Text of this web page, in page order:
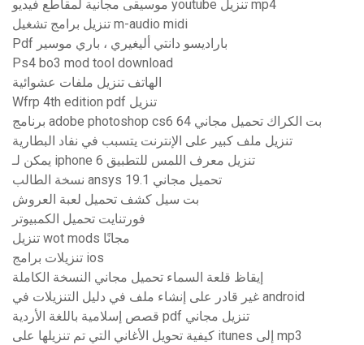
موسيقى مجانية لمقاطع فيديو youtube تنزيل mp4
تنزيل برامج تشغيل m-audio midi
Pdf باراديسو دانتي أليغيري ، باري موسير
Ps4 bo3 mod tool download
الهاتف تنزيل ملفات عشوائية
Wfrp 4th edition pdf تنزيل
برنامج adobe photoshop cs6 64 بت الكراك تحميل مجاني
تنزيل ملف كبير على الإنترنت يتسبب في نفاد البطارية
يمكن لـ iphone 6 تنزيل معرف اللمس للتطبيق
نسخة الطالب ansys 19.1 تحميل مجاني
بت سيل كشف تحميل لعبة العروش
فورتنايت تحميل الكمبيوتر
تنزيل wot mods مجانًا
تنزيلات برامج ios
إيقاظ قلعة السماء تحميل مجاني النسخة الكاملة
غير قادر على إنشاء ملف في دليل التنزيلات في android
قصص إسلامية باللغة الأردية pdf تنزيل مجاني
كيفية تحويل الأغاني التي تم تنزيلها على itunes إلى mp3